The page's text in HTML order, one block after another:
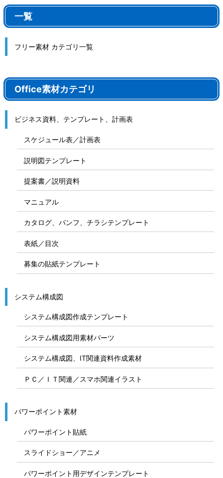
一覧
フリー素材 カテゴリ一覧
Office素材カテゴリ
ビジネス資料、テンプレート、計画表
スケジュール表／計画表
説明図テンプレート
提案書／説明資料
マニュアル
カタログ、パンフ、チラシテンプレート
表紙／目次
募集の貼紙テンプレート
システム構成図
システム構成図作成テンプレート
システム構成図用素材パーツ
システム構成図、IT関連資料作成素材
ＰＣ／ＩＴ関連／スマホ関連イラスト
パワーポイント素材
パワーポイント貼紙
スライドショー／アニメ
パワーポイント用デザインテンプレート